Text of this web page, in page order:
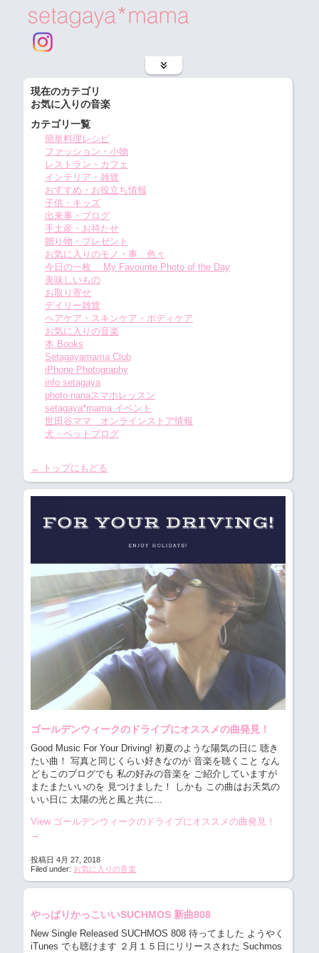
現在のカテゴリ
お気に入りの音楽
カテゴリ一覧
簡単料理レシピ
ファッション・小物
レストラン・カフェ
インテリア・雑貨
おすすめ・お役立ち情報
子供・キッズ
出来事・ブログ
手土産・お持たせ
贈り物・プレゼント
お気に入りのモノ・事 色々
今日の一枚 My Favourite Photo of the Day
美味しいもの
お取り寄せ
デイリー雑貨
ヘアケア・スキンケア・ボディケア
お気に入りの音楽
本 Books
Setagayamama Club
iPhone Photography
info setagaya
photo-nanaスマホレッスン
setagaya*mama イベント
世田谷ママ オンラインストア情報
犬・ペットブログ
← トップにもどる
ゴールデンウィークのドライブにオススメの曲発見！
Good Music For Your Driving! 初夏のような陽気の日に 聴き
たい曲！ 写真と同じくらい好きなのが 音楽を聴くこと なん
どもこのブログでも 私の好みの音楽を ご紹介していますが
またまたいいのを 見つけました！ しかも この曲はお天気の
いい日に 太陽の光と風と共に...
View ゴールデンウィークのドライブにオススメの曲発見！
→
投稿日 4月 27, 2018
Filed under: お気に入りの音楽
やっぱりかっこいいSUCHMOS 新曲808
New Single Released SUCHMOS 808 待ってました ようやく
iTunes でも聴けます ２月１５日にリリースされた Suchmos